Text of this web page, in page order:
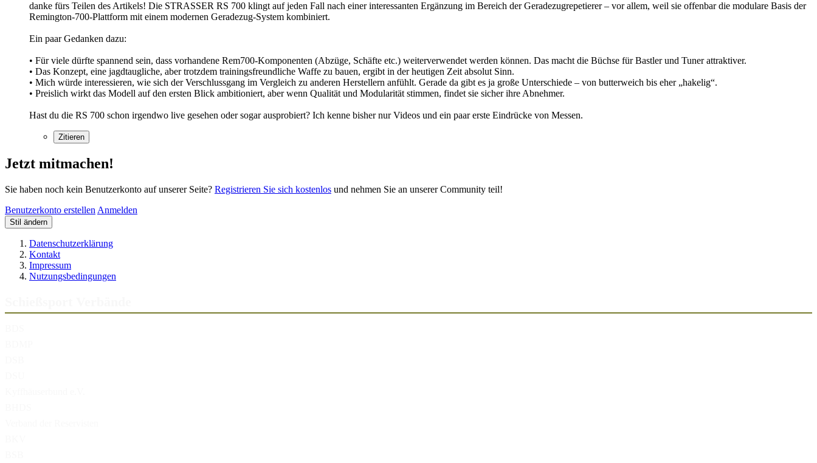
danke fürs Teilen des Artikels! Die STRASSER RS 700 klingt auf jeden Fall nach einer interessanten Ergänzung im Bereich der Geradezugrepetierer – vor allem, weil sie offenbar die modulare Basis der
Remington‑700‑Plattform mit einem modernen Geradezug-System kombiniert.
Ein paar Gedanken dazu:
• Für viele dürfte spannend sein, dass vorhandene Rem700‑Komponenten (Abzüge, Schäfte etc.) weiterverwendet werden können. Das macht die Büchse für Bastler und Tuner attraktiver.
• Das Konzept, eine jagdtaugliche, aber trotzdem trainingsfreundliche Waffe zu bauen, ergibt in der heutigen Zeit absolut Sinn.
• Mich würde interessieren, wie sich der Verschlussgang im Vergleich zu anderen Herstellern anfühlt. Gerade da gibt es ja große Unterschiede – von butterweich bis eher „hakelig“.
• Preislich wirkt das Modell auf den ersten Blick ambitioniert, aber wenn Qualität und Modularität stimmen, findet sie sicher ihre Abnehmer.
Hast du die RS 700 schon irgendwo live gesehen oder sogar ausprobiert? Ich kenne bisher nur Videos und ein paar erste Eindrücke von Messen.
Zitieren
Jetzt mitmachen!
Sie haben noch kein Benutzerkonto auf unserer Seite? Registrieren Sie sich kostenlos und nehmen Sie an unserer Community teil!
Benutzerkonto erstellen Anmelden
Stil ändern
Datenschutzerklärung
Kontakt
Impressum
Nutzungsbedingungen